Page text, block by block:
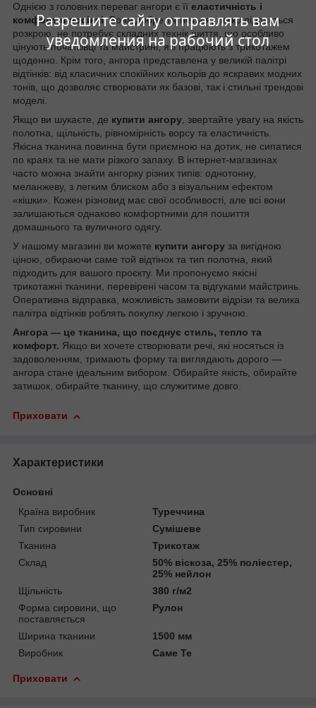
Разрешите сайту отправлять вам
уведомления на рабочий стол
Однією з головних переваг ангори є її еластичність і
комфорт в носінні. Вона добре тягнеться, легко піддається
розкрою, не потребує складних технік шиття, що особливо
цінують початківці та майстрині, які працюють з трикотажем
щоденно. Крім того, ангора представлена у великій палітрі
відтінків: від класичних спокійних кольорів до яскравих модних
тонів, що дозволяє створювати як базові, так і стильні трендові
моделі.
Якщо ви шукаєте, де купити ангорy, звертайте увагу на якість
полотна, щільність, рівномірність ворсу та еластичність.
Якісна тканина повинна бути приємною на дотик, не сипатися
по краях та не мати різкого запаху. В інтернет-магазинах
часто можна знайти ангорку різних типів: однотонну,
меланжеву, з легким блиском або з візуальним ефектом
«кішки». Кожен різновид має свої особливості, але всі вони
залишаються однаково комфортними для пошиття
домашнього та вуличного одягу.
У нашому магазині ви можете купити ангору за вигідною
ціною, обираючи саме той відтінок та тип полотна, який
підходить для вашого проєкту. Ми пропонуємо якісні
трикотажні тканини, перевірені часом та відгуками майстринь.
Оперативна відправка, можливість замовити відрізи та велика
палітра відтінків роблять покупку легкою і зручною.
Ангора — це тканина, що поєднує стиль, тепло та
комфорт. Якщо ви хочете створювати речі, які носяться із
задоволенням, тримають форму та виглядають дорого —
ангора стане ідеальним вибором. Обирайте якість, обирайте
затишок, обирайте тканину, що служитиме довго.
Приховати
Характеристики
Основні
Країна виробник
Туреччина
Тип сировини
Сумішеве
Тканина
Трикотаж
Склад
50% віскоза, 25% поліестер,
25% нейлон
Щільність
380 г/м2
Форма сировини, що
поставляється
Рулон
Ширина тканини
1500 мм
Виробник
Саме Те
Приховати